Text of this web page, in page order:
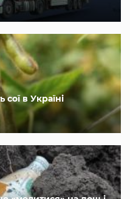
в Україні